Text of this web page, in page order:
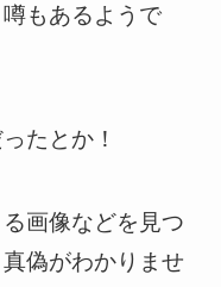
もあるようで
たとか！
画像などを見つ
偽がわかりませ